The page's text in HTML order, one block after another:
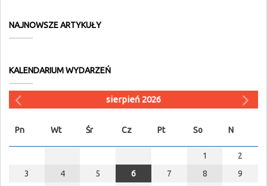
NAJNOWSZE ARTYKUŁY
KALENDARIUM WYDARZEŃ
sierpień 2026
Pn Wt Śr Cz Pt So N
1
2
3
4 5 6 7 8
9